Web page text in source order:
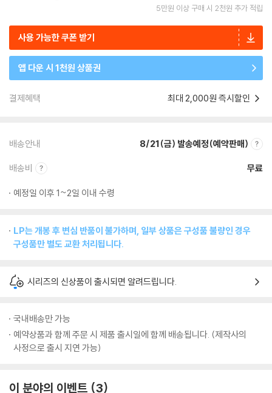
5만원 이상 구매 시 2천원 추가 적립
사용 가능한 쿠폰 받기
앱 다운 시 1천원 상품권
결제혜택 최대 2,000원 즉시할인
배송안내 8/21(금) 발송예정(예약판매)
배송비 무료
예정일 이후 1~2일 이내 수령
LP는 개봉 후 변심 반품이 불가하며, 일부 상품은 구성품 불량인 경우
구성품만 별도 교환 처리됩니다.
시리즈의 신상품이 출시되면 알려드립니다.
국내배송만 가능
예약상품과 함께 주문 시 제품 출시일에 함께 배송됩니다. (제작사의
사정으로 출시 지연 가능)
이 분야의 이벤트 3